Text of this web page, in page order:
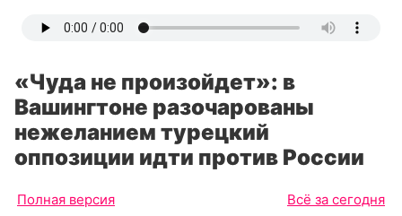
«Чуда не произойдет»: в
Вашингтоне разочарованы
нежеланием турецкий
оппозиции идти против России
Полная версия Всё за сегодня